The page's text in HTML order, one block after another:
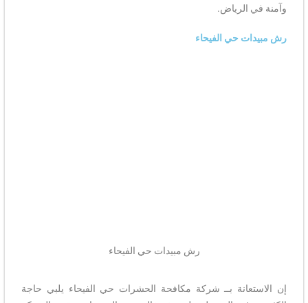
وآمنة في الرياض.
رش مبيدات حي الفيحاء
رش مبيدات حي الفيحاء
إن الاستعانة بــ شركة مكافحة الحشرات حي الفيحاء يلبي حاجة